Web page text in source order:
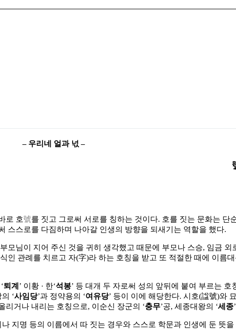
– 우리네 얼과 넋 –
로 호號를 짓고 그로써 서로를 칭하는 것이다. 호를 짓는 문화는 단
스스로를 다짐하며 나아갈 인생의 방향을 되새기는 역할을 했다.
모님이 지어 주신 것을 귀히 생각했고 때문에 부모나 스승, 임금 외
인 관례를 치르고 자(字)라 하는 호칭을 받고 또 적절한 때에 이름
퇴계 ’ 이황 · 한‘석봉’ 등 대개 두 자로써 성의 앞뒤에 붙여 부르는 호
‘사임당’과 정약용의 ‘여유당’ 등이 이에 해당한다. 시호(諡號)와
거나 내리는 호칭으로, 이순신 장군의 ‘충무’공, 세종대왕의 ‘세종
지명 등의 이름에서 따 짓는 경우와 스스로 학문과 인생에 둔 뜻